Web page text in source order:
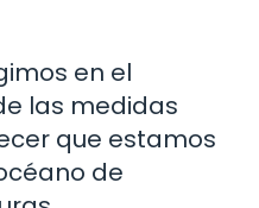
en el
las medidas
que estamos
de